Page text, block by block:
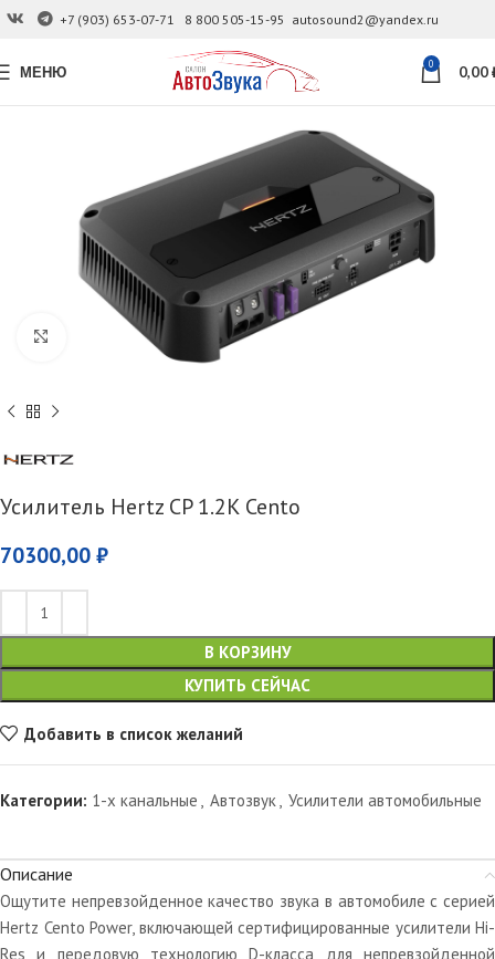
+7 (903) 653-07-71 8 800 505-15-95 autosound2@yandex.ru
МЕНЮ 0 0,00
Увеличить
Усилитель Hertz CP 1.2K Cento
70300,00 ₽
В КОРЗИНУ
КУПИТЬ СЕЙЧАС
Добавить в список желаний
Категории: 1-х канальные , Автозвук, Усилители автомобильные
Описание
Ощутите непревзойденное качество звука в автомобиле с серией
Hertz Cento Power, включающей сертифицированные усилители Hi-
Res и передовую технологию D-класса для непревзойденной